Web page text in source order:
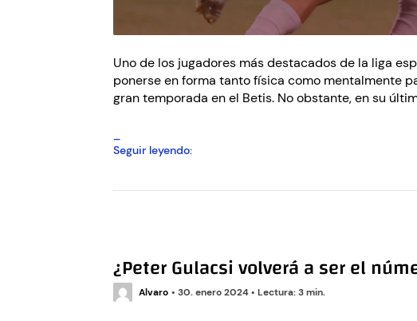
Uno de los jugadores más destacados de la liga
ponerse en forma tanto física como mentalmente
gran temporada en el Betis. No obstante, en su
Seguir leyendo:Isco
¿Peter Gulacsi volverá a ser el
Alvaro • 30. enero 2024• Lectura: 3 min.